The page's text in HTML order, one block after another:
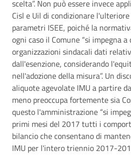
scelta”. Non può essere invece
Cisl e Uil di condizionare
parametri ISEE, poiché la
ogni caso il Comune “si impegna
organizzazioni sindacali dati
dall'esenzione, considerando
nell'adozione della misura”. Un
aliquote agevolate IMU a partire
meno preoccupa fortemente sia
questo l'amministrazione “si
primi mesi del 2017 tutti i
bilancio che consentano di
IMU per l'intero triennio 2017-